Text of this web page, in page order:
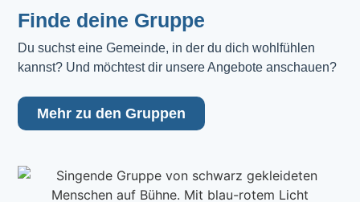
Finde deine Gruppe
Du suchst eine Gemeinde, in der du dich wohlfühlen
kannst? Und möchtest dir unsere Angebote anschauen?
Mehr zu den Gruppen